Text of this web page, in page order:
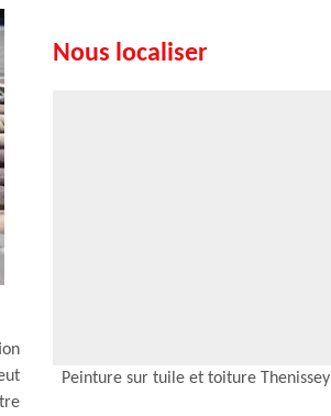
Nous localiser
Peinture sur tuile et toiture Thenissey